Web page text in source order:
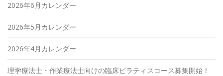
2026年6月カレンダー
2026年5月カレンダー
2026年4月カレンダー
理学療法士・作業療法士向けの臨床ピラティスコース募集開始！